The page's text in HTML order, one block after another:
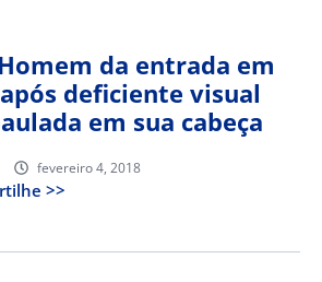
da entrada em
deficiente visual
em sua cabeça
fevereiro 4, 2018
>>